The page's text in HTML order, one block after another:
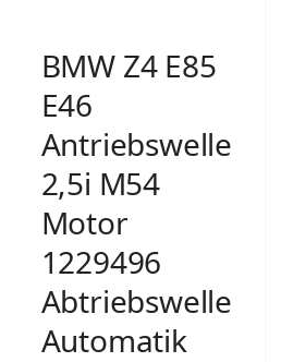
BMW Z4 E85
E46
Antriebswelle
2,5i M54
Motor
1229496
Abtriebswelle
Automatik